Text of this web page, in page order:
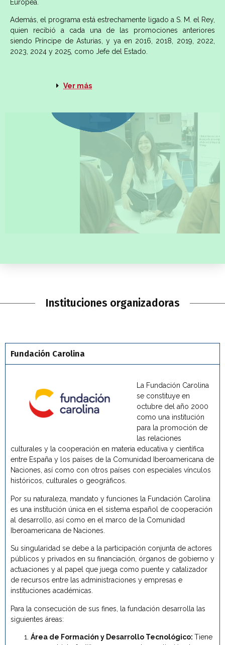
Europea.
Además, el programa está estrechamente ligado a S. M. el Rey,
quien recibió a cada una de las promociones anteriores
siendo Príncipe de Asturias, y ya en 2016, 2018, 2019, 2022,
2023, 2024 y 2025, como Jefe del Estado.
Ver más
Instituciones organizadoras
Fundación Carolina
La Fundación Carolina
se constituye en
octubre del año 2000
como una institución
para la promoción de
las relaciones
culturales y la cooperación en materia educativa y científica
entre España y los países de la Comunidad Iberoamericana de
Naciones, así como con otros países con especiales vínculos
históricos, culturales o geográficos.
Por su naturaleza, mandato y funciones la Fundación Carolina
es una institución única en el sistema español de cooperación
al desarrollo, así como en el marco de la Comunidad
Iberoamericana de Naciones.
Su singularidad se debe a la participación conjunta de actores
públicos y privados en su financiación, órganos de gobierno y
actuaciones y al papel que juega como puente y catalizador
de recursos entre las administraciones y empresas e
instituciones académicas.
Para la consecución de sus fines, la fundación desarrolla las
siguientes áreas:
Área de Formación y Desarrollo Tecnológico: Tiene